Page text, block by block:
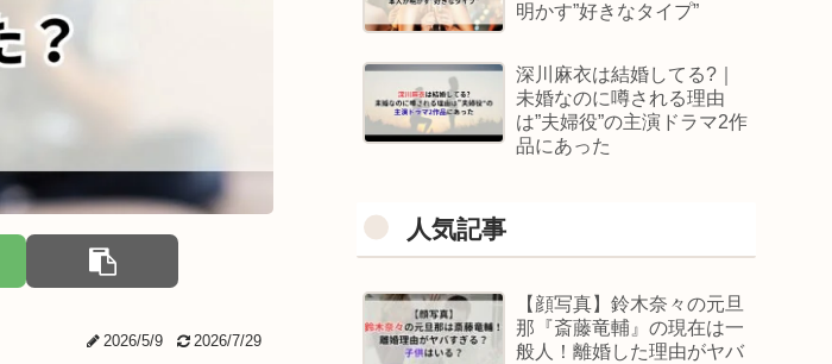
2026/5/9 2026/7/29
明かす”好きなタイプ”
深川麻衣は結婚してる?｜
未婚なのに噂される理由
は”夫婦役”の主演ドラマ2作
品にあった
人気記事
【顔写真】鈴木奈々の元旦
那『斎藤竜輔』の現在は一
般人！離婚した理由がヤバ